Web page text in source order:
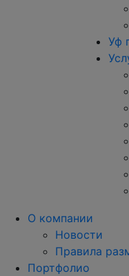
Уф
О компании
Новости
Правила
Портфолио